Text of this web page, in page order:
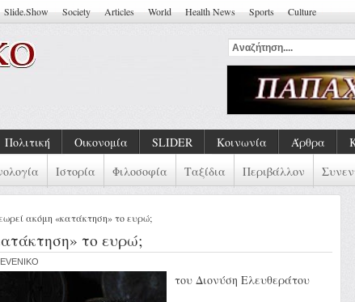
Slide.Show Society Articles World Health News Sports Culture
Πολιτική Οικονομία SLIDER Κοινωνία Άρθρα
Ιστορία Φιλοσοφία Ταξίδια Περιβάλλον
ακόμη «κατάκτηση» το ευρώ;
το ευρώ;
του Διονύση Ελευθεράτου